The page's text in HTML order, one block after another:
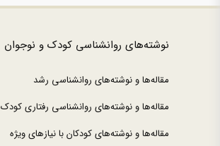
نوشته‌های روانشناسی کودک و نوجوان
مقاله‌ها و نوشته‌های روانشناسی رشد
مقاله‌ها و نوشته‌های روانشناسی رفتاری کودک
مقاله‌ها و نوشته‌های کودکان با نیازهای ویژه